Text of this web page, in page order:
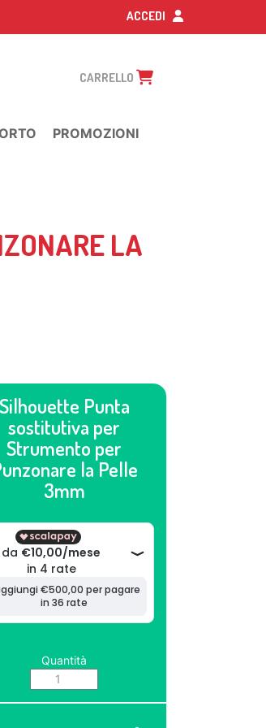
ACCEDI
CARRELLO
PROMOZIONI
LA
Silhouette Punta
sostitutiva per
Strumento per
la Pelle
3mm
Quantità